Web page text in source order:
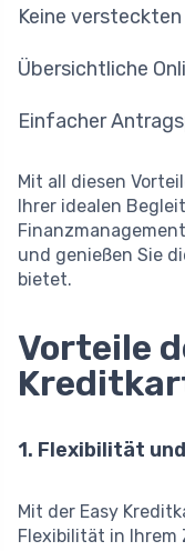
Keine versteckten
Übersichtliche
Einfacher
Mit all diesen
Ihrer idealen
und genießen Sie
bietet.
Vorteile
1. Flexibilität
Mit der Easy
Flexibilität in Ihrem